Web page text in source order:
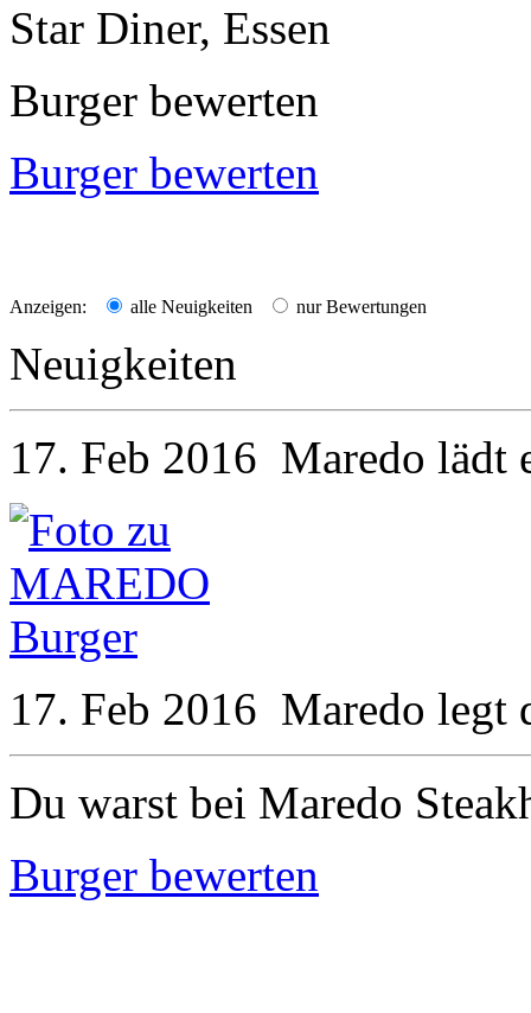
Star Diner, Essen
Burger bewerten
Burger bewerten
Anzeigen: alle Neuigkeiten nur Bewertungen
Neuigkeiten
17. Feb 2016 Maredo lädt
17. Feb 2016 Maredo legt
Du warst bei Maredo
Burger bewerten